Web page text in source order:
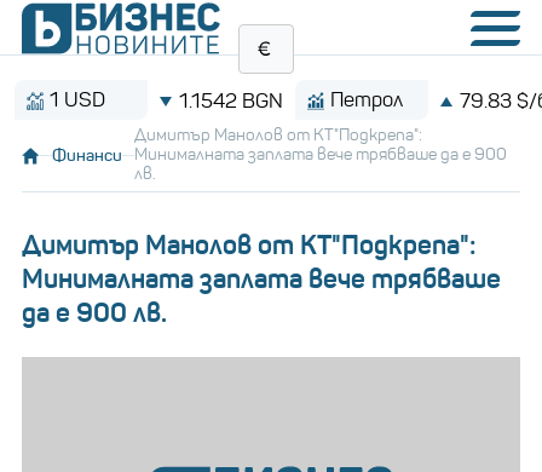
USD 1.1542 BGN Петрол 79.83 $/барел
Финанси
Димитър Манолов от КТ"Подкрепа":
Минималната заплата вече трябваше да е 900
лв.
Димитър Манолов от КТ"Подкрепа":
Минималната заплата вече трябваше
да е 900 лв.